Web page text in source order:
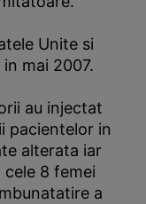
Unite si
mai 2007.
au injectat
pacientelor in
alterata iar
8 femei
a